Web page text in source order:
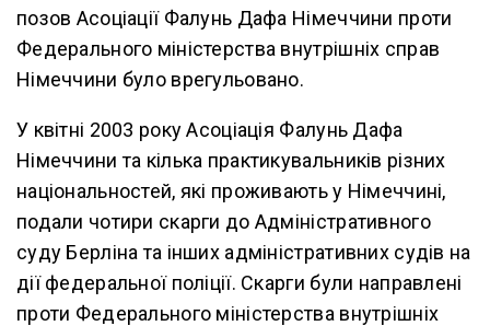
позов Асоціації Фалунь Дафа Німеччини проти
Федерального міністерства внутрішніх справ
Німеччини було врегульовано.
У квітні 2003 року Асоціація Фалунь Дафа
Німеччини та кілька практикувальників різних
національностей, які проживають у Німеччині,
подали чотири скарги до Адміністративного
суду Берліна та інших адміністративних судів на
дії федеральної поліції. Скарги були направлені
проти Федерального міністерства внутрішніх